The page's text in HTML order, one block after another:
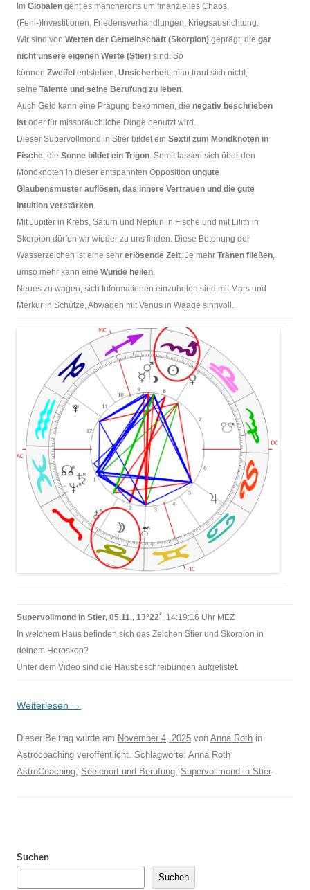
Im Globalen geht es mancherorts um finanzielles Chaos,
(Fehl-)Investitionen, Friedensverhandlungen, Kriegsausrichtung.
Wir sind von Werten der Gemeinschaft (Skorpion) geprägt, die gar
nicht unsere eigenen Werte (Stier) sind. So
können Zweifel entstehen, Unsicherheit, man traut sich nicht,
seine Talente und seine Berufung zu leben.
Auch Geld kann eine Prägung bekommen, die negativ beschrieben
ist oder für missbräuchliche Dinge benutzt wird.
Dieser Supervollmond in Stier bildet ein Sextil zum Mondknoten in
Fische, die Sonne bildet ein Trigon. Somit lassen sich über den
Mondknoten in dieser entspannten Opposition ungute
Glaubensmuster auflösen, das innere Vertrauen und die gute
Intuition verstärken.
Mit Jupiter in Krebs, Saturn und Neptun in Fische und mit Lilith in
Skorpion dürfen wir wieder zu uns finden. Diese Betonung der
Wasserzeichen ist eine sehr erlösende Zeit. Je mehr Tränen fließen,
umso mehr kann eine Wunde heilen.
Neues zu wagen, sich Informationen einzuholen sind mit Mars und
Merkur in Schütze, Abwägen mit Venus in Waage sinnvoll.
Supervollmond in Stier, 05.11., 13°22´ , 14:19:16 Uhr MEZ
In welchem Haus befinden sich das Zeichen Stier und Skorpion in
deinem Horoskop?
Unter dem Video sind die Hausbeschreibungen aufgelistet.
Weiterlesen →
Dieser Beitrag wurde am November 4, 2025 von Anna Roth in
Astrocoaching veröffentlicht. Schlagworte: Anna Roth
AstroCoaching, Seelenort und Berufung, Supervollmond in Stier.
Suchen
Suchen